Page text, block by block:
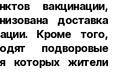
вакцинации,
доставка
Кроме того,
подворовые
которых жители